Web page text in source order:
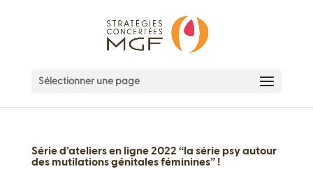
Sélectionner une page
Série d’ateliers en ligne 2022 “la série psy autour
des mutilations génitales féminines” !